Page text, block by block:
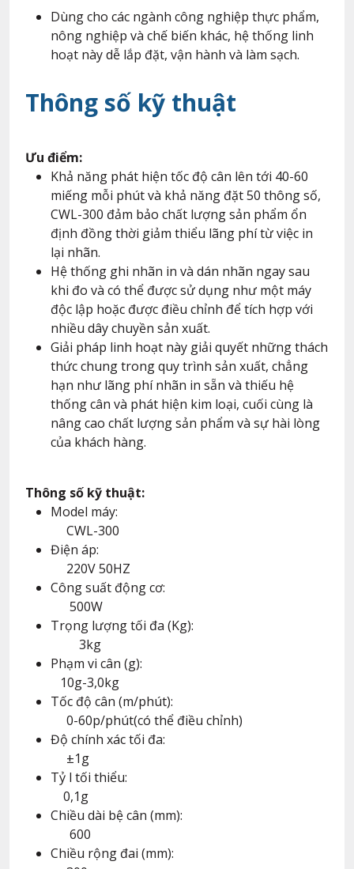
Dùng cho các ngành công nghiệp thực phẩm,
nông nghiệp và chế biến khác, hệ thống linh
hoạt này dễ lắp đặt, vận hành và làm sạch.
Thông số kỹ thuật
Ưu điểm:
Khả năng phát hiện tốc độ cân lên tới 40-60
miếng mỗi phút và khả năng đặt 50 thông số,
CWL-300 đảm bảo chất lượng sản phẩm ổn
định đồng thời giảm thiểu lãng phí từ việc in
lại nhãn.
Hệ thống ghi nhãn in và dán nhãn ngay sau
khi đo và có thể được sử dụng như một máy
độc lập hoặc được điều chỉnh để tích hợp với
nhiều dây chuyền sản xuất.
Giải pháp linh hoạt này giải quyết những thách
thức chung trong quy trình sản xuất, chẳng
hạn như lãng phí nhãn in sẵn và thiếu hệ
thống cân và phát hiện kim loại, cuối cùng là
nâng cao chất lượng sản phẩm và sự hài lòng
của khách hàng.
Thông số kỹ thuật:
Model máy:
CWL-300
Điện áp:
220V 50HZ
Công suất động cơ:
500W
Trọng lượng tối đa (Kg):
3kg
Phạm vi cân (g):
10g-3,0kg
Tốc độ cân (m/phút):
0-60p/phút(có thể điều chỉnh)
Độ chính xác tối đa:
±1g
Tỷ l tối thiểu:
0,1g
Chiều dài bệ cân (mm):
600
Chiều rộng đai (mm):